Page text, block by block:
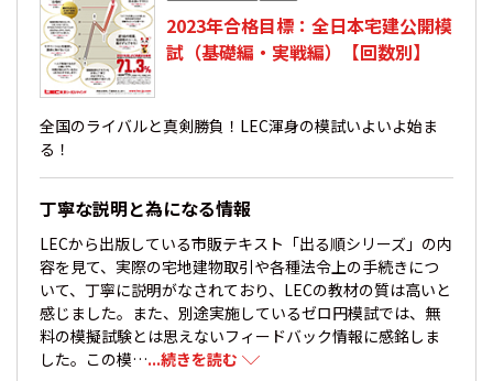
2023年合格目標：全日本宅建公開模
試（基礎編・実戦編）【回数別】
全国のライバルと真剣勝負！LEC渾身の模試いよいよ始ま
る！
丁寧な説明と為になる情報
LECから出版している市販テキスト「出る順シリーズ」の内
容を見て、実際の宅地建物取引や各種法令上の手続きにつ
いて、丁寧に説明がなされており、LECの教材の質は高いと
感じました。また、別途実施しているゼロ円模試では、無
料の模擬試験とは思えないフィードバック情報に感銘しま
した。この模…...続きを読む